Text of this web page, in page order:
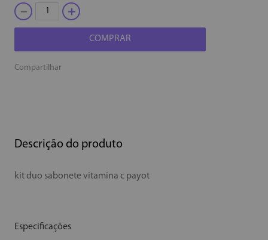
＋
－
COMPRAR
Compartilhar
Descrição do produto
kit duo sabonete vitamina c payot
Especificações